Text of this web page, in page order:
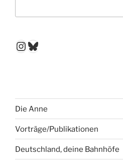
Instagram
Bluesky
Die Anne
Vorträge/Publikationen
Deutschland, deine Bahnhöfe